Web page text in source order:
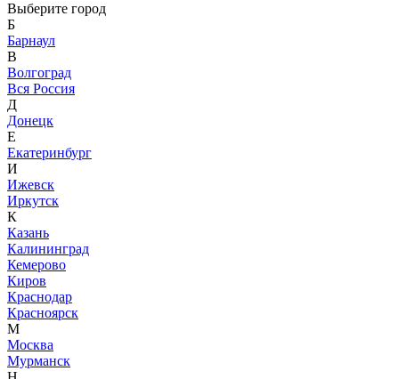
Выберите город
Б
Барнаул
В
Волгоград
Вся Россия
Д
Донецк
Е
Екатеринбург
И
Ижевск
Иркутск
К
Казань
Калининград
Кемерово
Киров
Краснодар
Красноярск
М
Москва
Мурманск
Мессенджеры
Свяжитесь с нами через любой удобный
мессенджер!
WhatsApp